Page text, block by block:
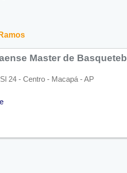
Master de
24 - Centro - Macapá - AP